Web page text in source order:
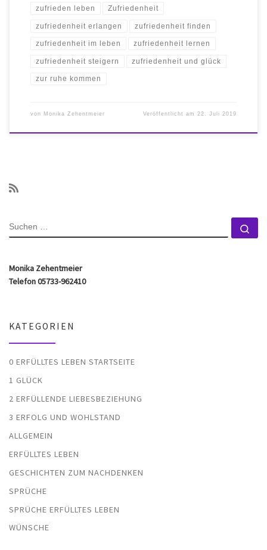
zufrieden leben Zufriedenheit
zufriedenheit erlangen zufriedenheit finden
zufriedenheit im leben zufriedenheit lernen
zufriedenheit steigern zufriedenheit und glück
zur ruhe kommen
von Monika Zehentmeier Veröffentlicht am22. Juli 2019
SUCHE
Monika Zehentmeier
Telefon 05733-962410
KATEGORIEN
0 ERFÜLLTES LEBEN STARTSEITE
1 GLÜCK
2 ERFÜLLENDE LIEBESBEZIEHUNG
3 ERFOLG UND WOHLSTAND
ALLGEMEIN
ERFÜLLTES LEBEN
GESCHICHTEN ZUM NACHDENKEN
SPRÜCHE
SPRÜCHE ERFÜLLTES LEBEN
WÜNSCHE